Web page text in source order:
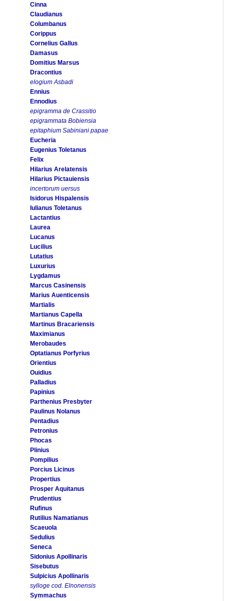
Cinna
Claudianus
Columbanus
Corippus
Cornelius Gallus
Damasus
Domitius Marsus
Dracontius
elogium Asbadi
Ennius
Ennodius
epigramma de Crassitio
epigrammata Bobiensia
epitaphium Sabiniani papae
Eucheria
Eugenius Toletanus
Felix
Hilarius Arelatensis
Hilarius Pictauiensis
incertorum uersus
Isidorus Hispalensis
Iulianus Toletanus
Lactantius
Laurea
Lucanus
Lucilius
Lutatius
Luxurius
Lygdamus
Marcus Casinensis
Marius Auenticensis
Martialis
Martianus Capella
Martinus Bracariensis
Maximianus
Merobaudes
Optatianus Porfyrius
Orientius
Ouidius
Palladius
Papinius
Parthenius Presbyter
Paulinus Nolanus
Pentadius
Petronius
Phocas
Plinius
Pompilius
Porcius Licinus
Propertius
Prosper Aquitanus
Prudentius
Rufinus
Rutilius Namatianus
Scaeuola
Sedulius
Seneca
Sidonius Apollinaris
Sisebutus
Sulpicius Apollinaris
sylloge cod. Elnonensis
Symmachus